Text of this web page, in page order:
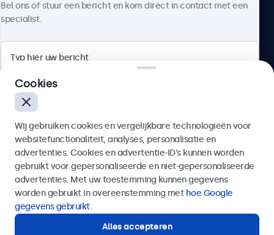
Gewicht
4300 gram (5200 gram met voetsteun)
Zwart
Technische Tekening (2D)
Download PDF
Download CAD/STP
Montage
Wandmontage
VESA 100x100mm
4.8/5 door 5000+ bedrijven
Nederlands
Bel ons of stuur een bericht en kom direct in contact met een
specialist.
Verzenden
Of bel ons op
Hulp of advies nodig?
Cookies
Wij gebruiken cookies en vergelijkbare technologieën voor
websitefunctionaliteit, analyses, personalisatie en
advertenties. Cookies en advertentie-ID’s kunnen worden
gebruikt voor gepersonaliseerde en niet-gepersonaliseerde
advertenties. Met uw toestemming kunnen gegevens
worden gebruikt in overeenstemming met hoe Google
gegevens gebruikt.
Alles accepteren